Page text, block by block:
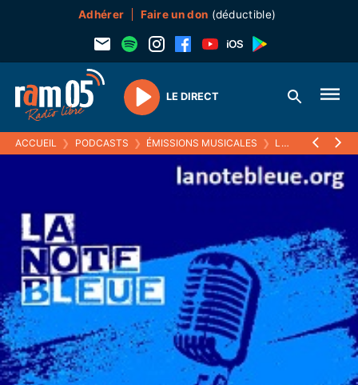
Adhérer Faire un don (déductible)
Play
LE DIRECT
ACCUEIL ❯ PODCASTS ❯ ÉMISSIONS MUSICALES ❯ LA NOTE BLEUE